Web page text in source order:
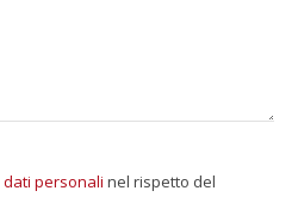
dati personali nel rispetto del